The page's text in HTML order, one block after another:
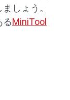
しょう。
るMiniTool